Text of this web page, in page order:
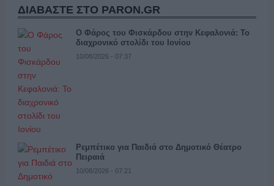
ΔΙΑΒΑΣΤΕ ΣΤΟ PARON.GR
Ο Φάρος του Φισκάρδου στην Κεφαλονιά: Το
διαχρονικό στολίδι του Ιονίου
10/08/2026 - 07:37
Ρεμπέτικο για Παιδιά στο Δημοτικό Θέατρο
Πειραιά
10/08/2026 - 07:21